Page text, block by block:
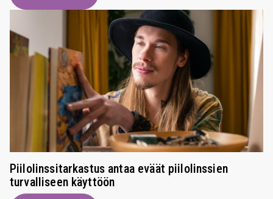
Piilolinssitarkastus antaa eväät piilolinssien
turvalliseen käyttöön